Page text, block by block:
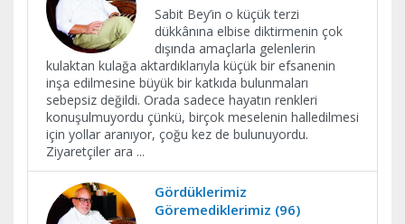
Sabit Bey’in o küçük terzi
dükkânına elbise diktirmenin çok
dışında amaçlarla gelenlerin
kulaktan kulağa aktardıklarıyla küçük bir efsanenin
inşa edilmesine büyük bir katkıda bulunmaları
sebepsiz değildi. Orada sadece hayatın renkleri
konuşulmuyordu çünkü, birçok meselenin halledilmesi
için yollar aranıyor, çoğu kez de bulunuyordu.
Ziyaretçiler ara ...
Gördüklerimiz
Göremediklerimiz (96)